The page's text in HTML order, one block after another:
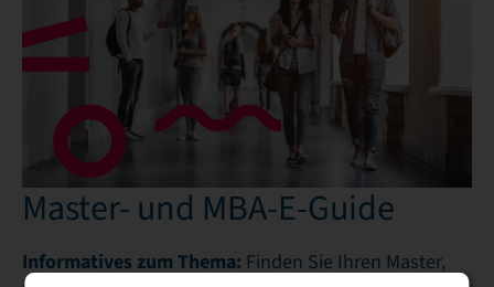
Master- und MBA-E-Guide
Informatives zum Thema: Finden Sie Ihren Master,